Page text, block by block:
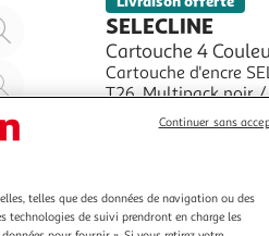
Agrandir
l'illustration
à
200%
Réduire
l'illustration
à
%
Partager
produit
SELECLINE
Cartouche 4
Cartouche d'encre
T26. Multipack noir
En savoir +
Garantie
Vous
telles que des données de navigation ou des
technologies de suivi prendront en charge les
Continuer sans